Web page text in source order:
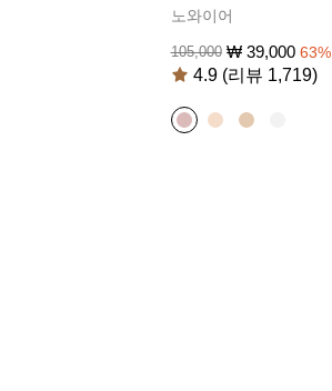
노와이어
105,000 ₩ 39,000 63%
4.9 (리뷰 1,719)